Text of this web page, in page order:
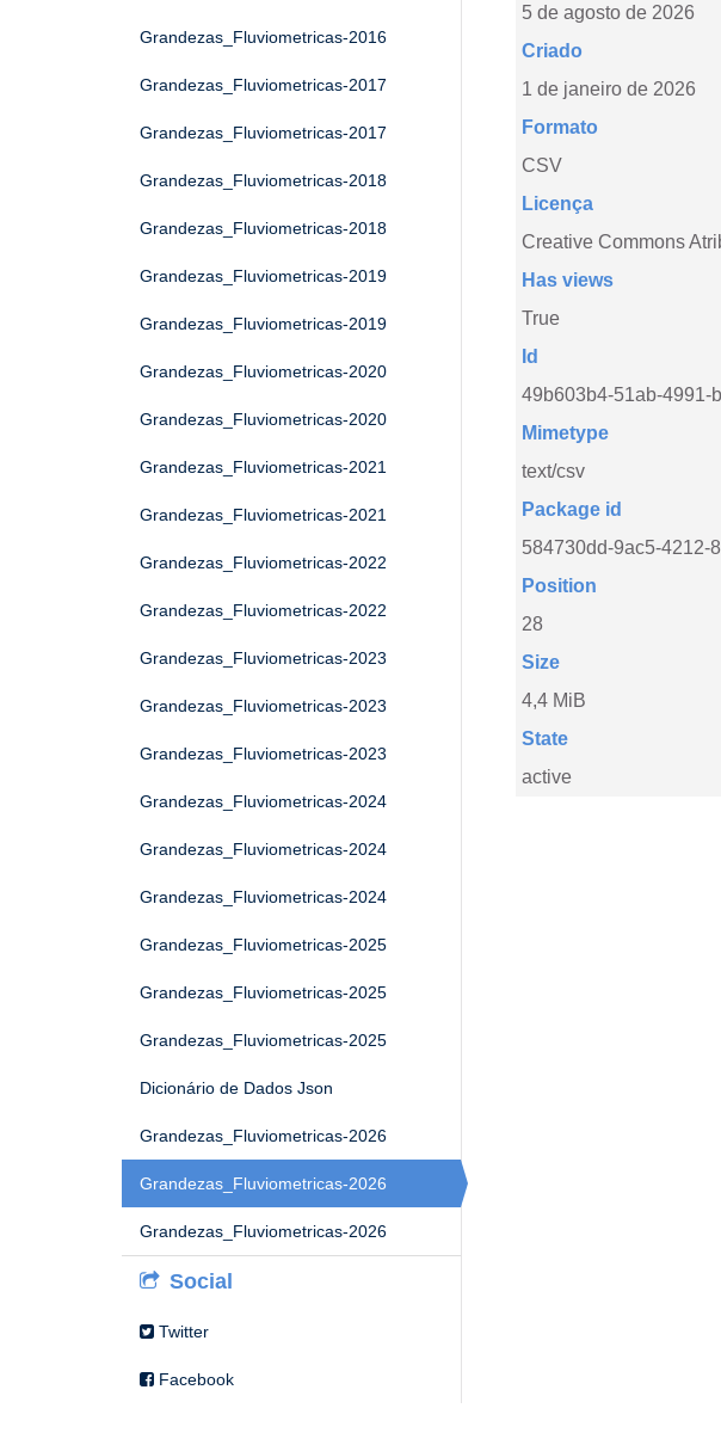
Grandezas_Fluviometricas-2016
Grandezas_Fluviometricas-2017
Grandezas_Fluviometricas-2017
Grandezas_Fluviometricas-2018
Grandezas_Fluviometricas-2018
Grandezas_Fluviometricas-2019
Grandezas_Fluviometricas-2019
Grandezas_Fluviometricas-2020
Grandezas_Fluviometricas-2020
Grandezas_Fluviometricas-2021
Grandezas_Fluviometricas-2021
Grandezas_Fluviometricas-2022
Grandezas_Fluviometricas-2022
Grandezas_Fluviometricas-2023
Grandezas_Fluviometricas-2023
Grandezas_Fluviometricas-2023
Grandezas_Fluviometricas-2024
Grandezas_Fluviometricas-2024
Grandezas_Fluviometricas-2024
Grandezas_Fluviometricas-2025
Grandezas_Fluviometricas-2025
Grandezas_Fluviometricas-2025
Dicionário de Dados Json
Grandezas_Fluviometricas-2026
Grandezas_Fluviometricas-2026
Grandezas_Fluviometricas-2026
Social
Twitter
Facebook
5 de agosto de 2026
Criado
1 de janeiro de 2026
Formato
CSV
Licença
Creative Commons
Has views
True
Id
49b603b4-51ab-4991-
Mimetype
text/csv
Package id
584730dd-9ac5-4212-
Position
28
Size
4,4 MiB
State
active